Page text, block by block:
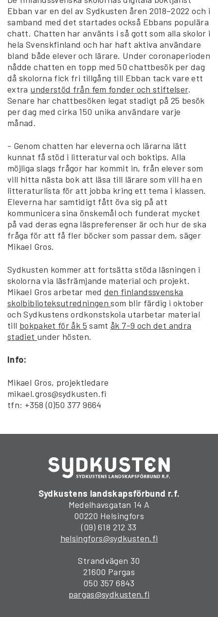
Ebban var en del av Sydkusten åren 2018–2022 och i
samband med det startades också Ebbans populära
chatt. Chatten har använts i så gott som alla skolor i
hela Svenskfinland och har haft aktiva användare
bland både elever och lärare. Under coronaperioden
nådde chatten en topp med 50 chattbesök per dag
då skolorna fick fri tillgång till Ebban tack vare ett
extra understöd från fem fonder och stiftelser.
Senare har chattbesöken legat stadigt på 25 besök
per dag med cirka 150 unika användare varje
månad.
- Genom chatten har eleverna och lärarna lätt
kunnat få stöd i litteraturval och boktips. Alla
möjliga slags frågor har kommit in, från elever som
vill hitta nästa bok att läsa till lärare som vill ha en
litteraturlista för att jobba kring ett tema i klassen.
Eleverna har samtidigt fått öva sig på att
kommunicera sina önskemål och funderat mycket
på vad deras egna läspreferenser är och hur de ska
fråga för att få fler böcker som passar dem, säger
Mikael Gros.
Sydkusten kommer att fortsätta stöda läsningen i
skolorna via läsfrämjande material och projekt.
Mikael Gros arbetar med den finlandssvenska
skolbiblioteksutredningensom blir färdig i oktober
och Sydkustens ordkonstskola utarbetar material
till bokpaket för åk 5 samtåk 7-9 och det andra
stadiet under hösten.
Info:
Mikael Gros, projektledare
mikael.gros@sydkusten.fi
tfn: +358 (0)50 377 9664
Sydkustens landskapsförbund r.f.
Medelhavsgatan 14 A
00220 Helsingfors
(09) 618 212 33
helsingfors@sydkusten.fi
Strandvägen 30
21600 Pargas
050 357 6843
pargas@sydkusten.fi